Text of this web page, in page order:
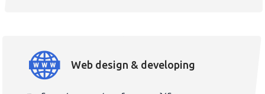
Web design & developing